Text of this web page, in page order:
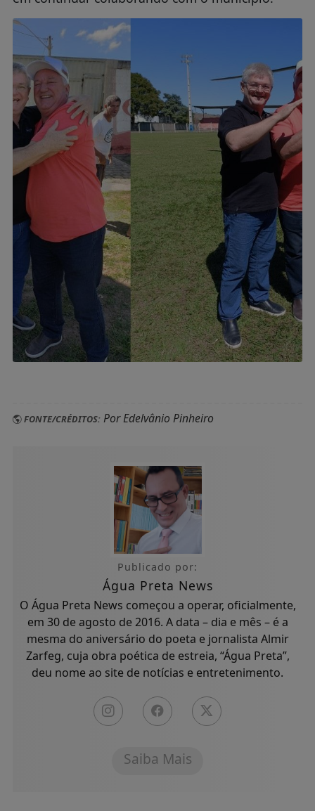
FONTE/CRÉDITOS:Por Edelvânio Pinheiro
Publicado por:
Água Preta News
O Água Preta News começou a operar, oficialmente,
em 30 de agosto de 2016. A data – dia e mês – é a
mesma do aniversário do poeta e jornalista Almir
Zarfeg, cuja obra poética de estreia, “Água Preta”,
deu nome ao site de notícias e entretenimento.
Saiba Mais